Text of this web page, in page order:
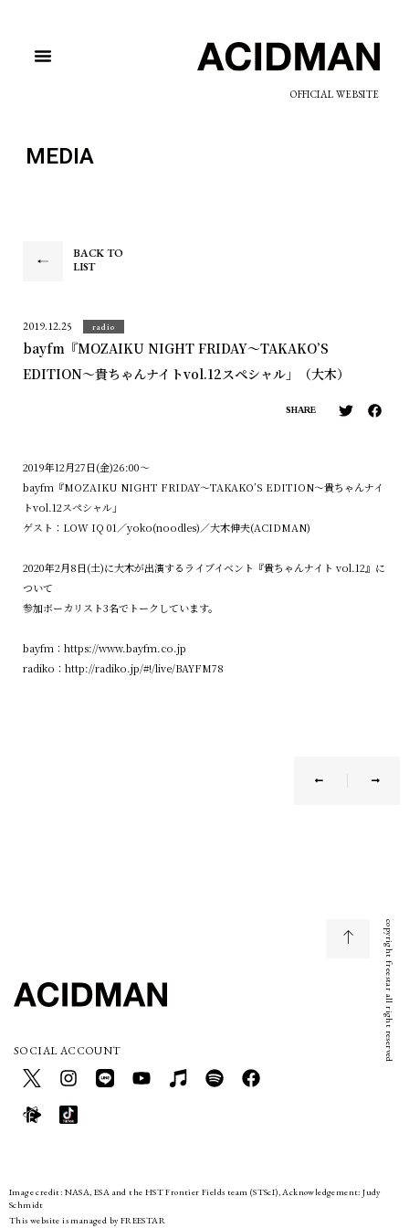
OFFICIAL WEBSITE
MEDIA
BACK TO
LIST
2019.12.25 radio
bayfm『MOZAIKU NIGHT FRIDAY〜TAKAKO’S
EDITION〜貴ちゃんナイトvol.12スペシャル」（大木）
SHARE
2019年12月27日(金)26:00〜
bayfm『MOZAIKU NIGHT FRIDAY〜TAKAKO’S EDITION〜貴ちゃんナイ
トvol.12スペシャル」
ゲスト：LOW IQ 01／yoko(noodles)／大木伸夫(ACIDMAN)
2020年2月8日(土)に大木が出演するライブイベント『貴ちゃんナイト vol.12』に
ついて
参加ボーカリスト3名でトークしています。
bayfm： https://www.bayfm.co.jp
radiko： http://radiko.jp/#!/live/BAYFM78
SOCIAL ACCOUNT copyright freestar all right reserved
Image credit: NASA, ESA and the HST Frontier Fields team (STScI), Acknowledgement: Judy
Schmidt
This website is managed by FREESTAR